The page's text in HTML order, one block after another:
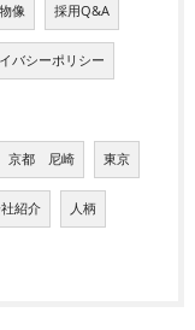
像 採用Q&A
バシーポリシー
京都 尼崎 東京
紹介 人柄